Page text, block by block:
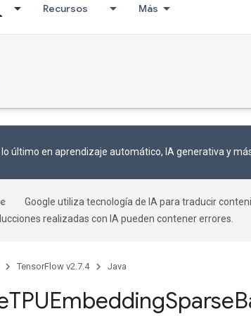
Recursos Más
último en aprendizaje automático, IA generativa y
Google utiliza tecnología de IA para traducir
realizadas con IA pueden contener errores.
TensorFlow v2.7.4 Java
TPUEmbeddingSparse